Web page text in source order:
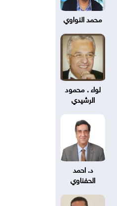
محمد النواوي
لواء . محمود
الرشيدي
د. احمد
الحفناوي